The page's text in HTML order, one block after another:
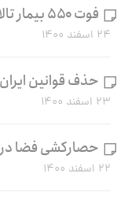
فوت ۵۵۰ بیمار تالاسمی در سه سال اخیر
۲۴ اسفند ۱۴۰۰
حذف قوانین
۲۳ اسفند ۱۴۰۰
حصارکشی فضا
۲۲ اسفند ۱۴۰۰